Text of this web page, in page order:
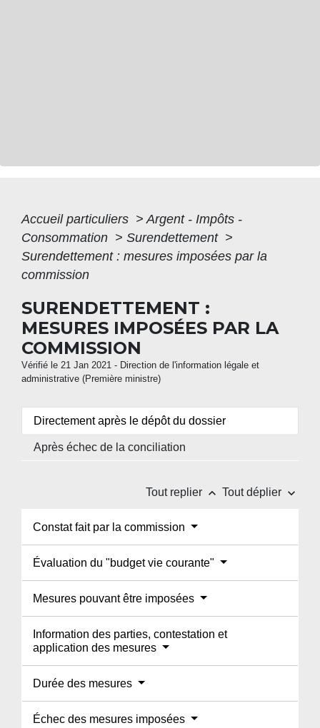
Accueil particuliers > Argent - Impôts -
Consommation > Surendettement >
Surendettement : mesures imposées par la
commission
SURENDETTEMENT :
MESURES IMPOSÉES PAR LA
COMMISSION
Vérifié le 21 Jan 2021 - Direction de l'information légale et
administrative (Première ministre)
Directement après le dépôt du dossier
Après échec de la conciliation
Tout replier keyboard_arrow_up Tout déplier keyboard_arrow_down
Constat fait par la commission
Évaluation du "budget vie courante"
Mesures pouvant être imposées
Information des parties, contestation et
application des mesures
Durée des mesures
Échec des mesures imposées